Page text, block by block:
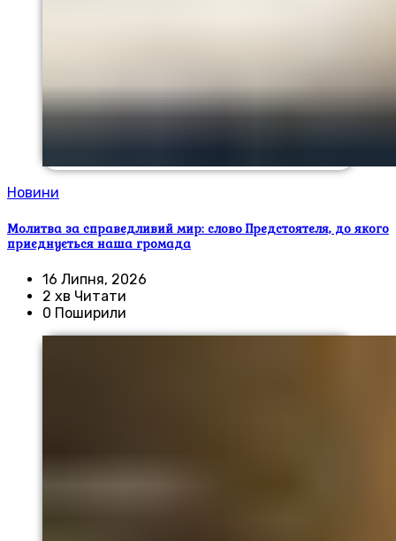
Новини
Молитва за справедливий мир: слово Предстоятеля, до якого
приєднується наша громада
16 Липня, 2026
2 хв Читати
0 Поширили